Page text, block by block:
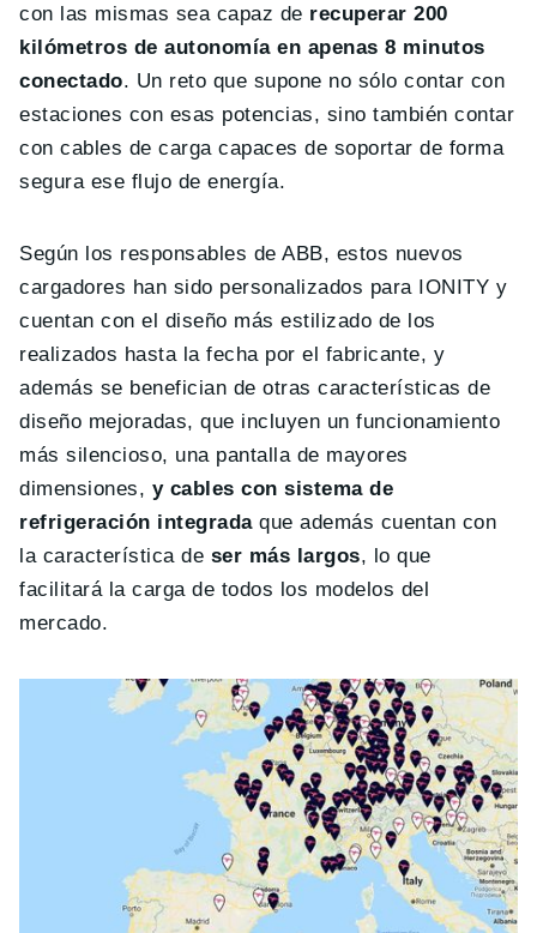
con las mismas sea capaz de recuperar 200
kilómetros de autonomía en apenas 8 minutos
conectado. Un reto que supone no sólo contar con
estaciones con esas potencias, sino también contar
con cables de carga capaces de soportar de forma
segura ese flujo de energía.
Según los responsables de ABB, estos nuevos
cargadores han sido personalizados para IONITY y
cuentan con el diseño más estilizado de los
realizados hasta la fecha por el fabricante, y
además se benefician de otras características de
diseño mejoradas, que incluyen un funcionamiento
más silencioso, una pantalla de mayores
dimensiones, y cables con sistema de
refrigeración integradaque además cuentan con
la característica de ser más largos, lo que
facilitará la carga de todos los modelos del
mercado.